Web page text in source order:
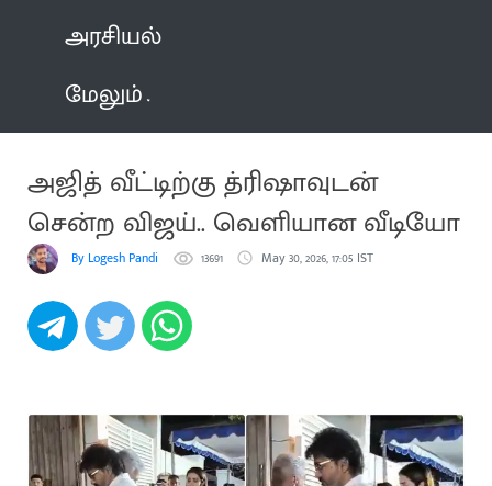
அரசியல்
மேலும்
அஜித் வீட்டிற்கு த்ரிஷாவுடன்
சென்ற விஜய்.. வெளியான வீடியோ
By Logesh Pandi 13691 May 30, 2026, 17:05 IST